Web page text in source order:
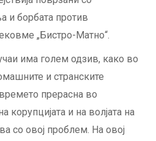
и борбата против
„Бистро-Матно“.
има голем одзив, како во
и странските
прерасна во
корупцијата и на волјата на
со овој проблем. На овој